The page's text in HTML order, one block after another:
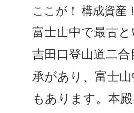
ここが！ 構成資産
富士山中で最古
吉田口登山道二
承があり、富士
もあります。本